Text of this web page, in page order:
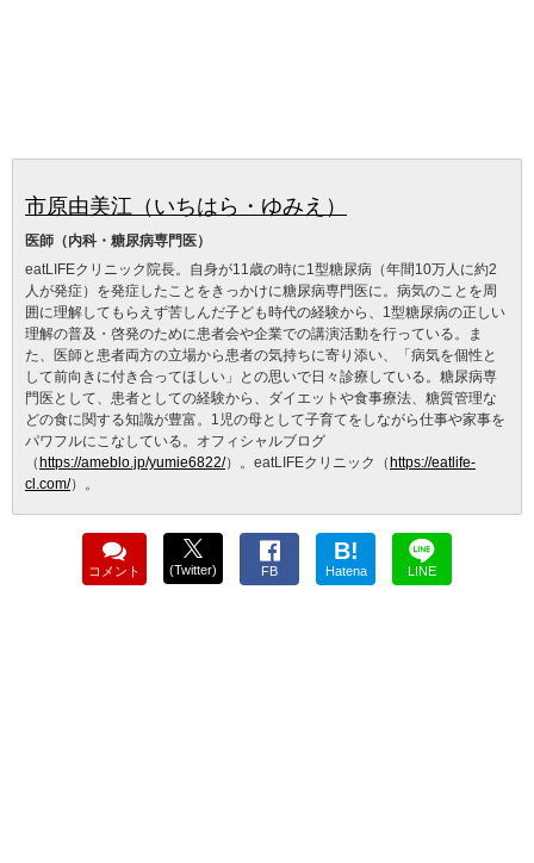
市原由美江（いちはら・ゆみえ）
医師（内科・糖尿病専門医）
eatLIFEクリニック院長。自身が11歳の時に1型糖尿病（年間10万人に約2
人が発症）を発症したことをきっかけに糖尿病専門医に。病気のことを周
囲に理解してもらえず苦しんだ子ども時代の経験から、1型糖尿病の正しい
理解の普及・啓発のために患者会や企業での講演活動を行っている。ま
た、医師と患者両方の立場から患者の気持ちに寄り添い、「病気を個性と
して前向きに付き合ってほしい」との思いで日々診療している。糖尿病専
門医として、患者としての経験から、ダイエットや食事療法、糖質管理な
どの食に関する知識が豊富。1児の母として子育てをしながら仕事や家事を
パワフルにこなしている。オフィシャルブログ
（ https://ameblo.jp/yumie6822/）。eatLIFEクリニック（ https://eatlife-
cl.com/）。
コメント (Twitter) FB
B!
Hatena LINE